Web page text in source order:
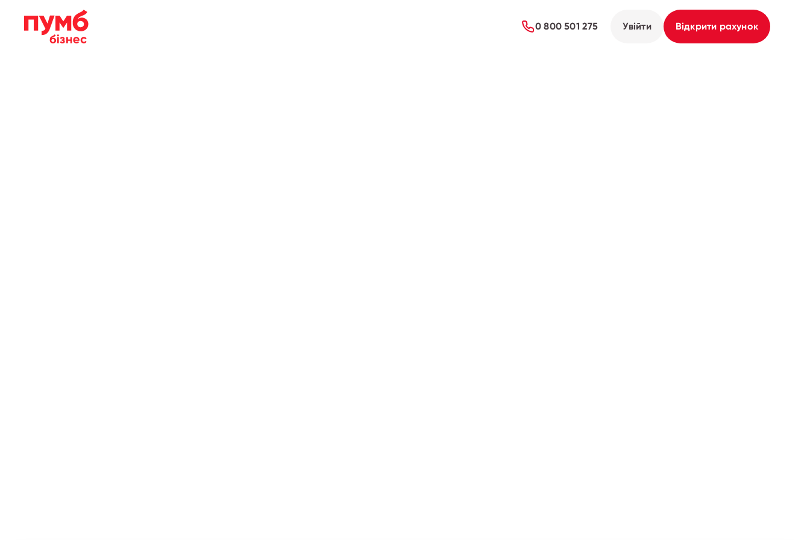
0 800 501 275 Увійти Відкрити рахунок